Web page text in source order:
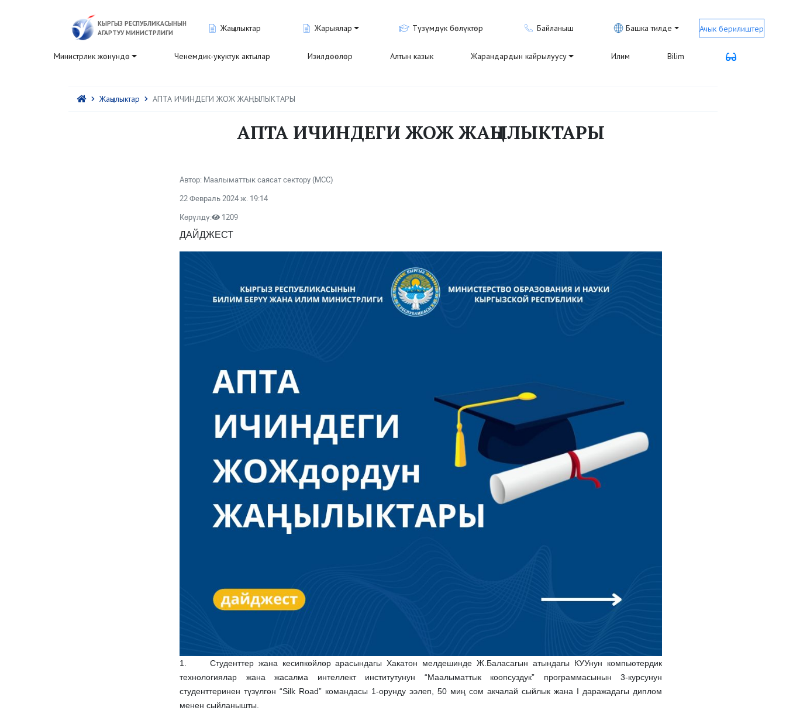
КЫРГЫЗ РЕСПУБЛИКАСЫНЫН
АГАРТУУ МИНИСТРЛИГИ
Жаңылыктар Жарыялар Түзүмдүк бөлүктөр Байланыш Башка тилде Ачык берилиштер
Министрлик жөнүндө Ченемдик-укуктук актылар Изилдөөлөр Алтын казык Жарандардын кайрылуусу Илим Bilim
Жаңылыктар АПТА ИЧИНДЕГИ ЖОЖ ЖАҢЫЛЫКТАРЫ
АПТА ИЧИНДЕГИ ЖОЖ ЖАҢЫЛЫКТАРЫ
Автор: Маалыматтык саясат сектору (МСС)
22 Февраль 2024 ж. 19:14
Көрүлдү:
1209
ДАЙДЖЕСТ
1. Студенттер жана кесипкөйлөр арасындагы Хакатон мелдешинде Ж.Баласагын атындагы КУУнун компьютердик
технологиялар жана жасалма интеллект институтунун “Маалыматтык коопсуздук” программасынын 3-курсунун
студенттеринен түзүлгөн “Silk Road” командасы 1-орунду ээлеп, 50 миң сом акчалай сыйлык жана I даражадагы диплом
менен сыйланышты.